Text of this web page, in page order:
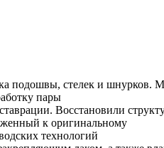
подошвы, стелек и шнурков.
пары
Восстановили
к оригинальному
технологий